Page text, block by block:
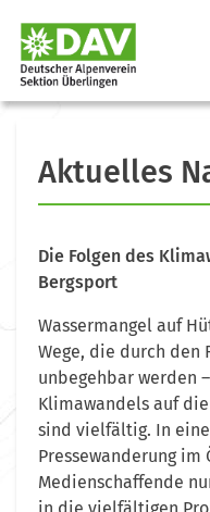
Aktuelles
Die Folgen des
Bergsport
Wassermangel auf
Wege, die durch den
unbegehbar werden
Klimawandels auf
sind vielfältig. In
Pressewanderung im
Medienschaffende
in die vielfältigen